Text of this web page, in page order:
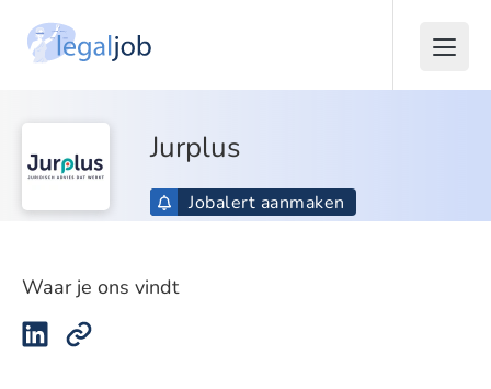
Jurplus
Jobalert aanmaken
Waar je ons vindt